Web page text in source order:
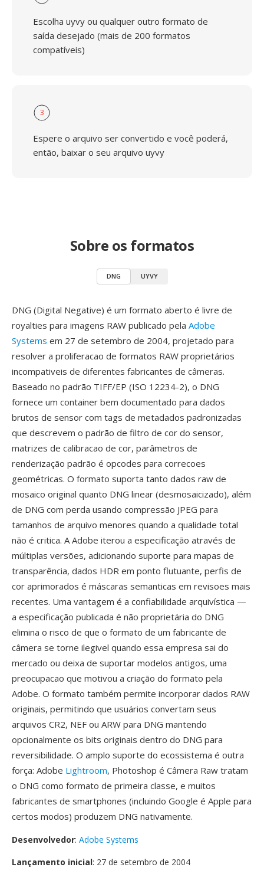
Escolha uyvy ou qualquer outro formato de
saída desejado (mais de 200 formatos
compatíveis)
3
Espere o arquivo ser convertido e você poderá,
então, baixar o seu arquivo uyvy
Sobre os formatos
DNG UYVY
DNG (Digital Negative) é um formato aberto é livre de
royalties para imagens RAW publicado pela Adobe
Systems em 27 de setembro de 2004, projetado para
resolver a proliferacao de formatos RAW proprietários
incompativeis de diferentes fabricantes de câmeras.
Baseado no padrão TIFF/EP (ISO 12234-2), o DNG
fornece um container bem documentado para dados
brutos de sensor com tags de metadados padronizadas
que descrevem o padrão de filtro de cor do sensor,
matrizes de calibracao de cor, parâmetros de
renderização padrão é opcodes para correcoes
geométricas. O formato suporta tanto dados raw de
mosaico original quanto DNG linear (desmosaicizado), além
de DNG com perda usando compressão JPEG para
tamanhos de arquivo menores quando a qualidade total
não é critica. A Adobe iterou a especificação através de
múltiplas versões, adicionando suporte para mapas de
transparência, dados HDR em ponto flutuante, perfis de
cor aprimorados é máscaras semanticas em revisoes mais
recentes. Uma vantagem é a confiabilidade arquivística —
a especificação publicada é não proprietária do DNG
elimina o risco de que o formato de um fabricante de
câmera se torne ilegivel quando essa empresa sai do
mercado ou deixa de suportar modelos antigos, uma
preocupacao que motivou a criação do formato pela
Adobe. O formato também permite incorporar dados RAW
originais, permitindo que usuários convertam seus
arquivos CR2, NEF ou ARW para DNG mantendo
opcionalmente os bits originais dentro do DNG para
reversibilidade. O amplo suporte do ecossistema é outra
força: Adobe Lightroom, Photoshop é Câmera Raw tratam
o DNG como formato de primeira classe, e muitos
fabricantes de smartphones (incluindo Google é Apple para
certos modos) produzem DNG nativamente.
Desenvolvedor: Adobe Systems
Lançamento inicial: 27 de setembro de 2004